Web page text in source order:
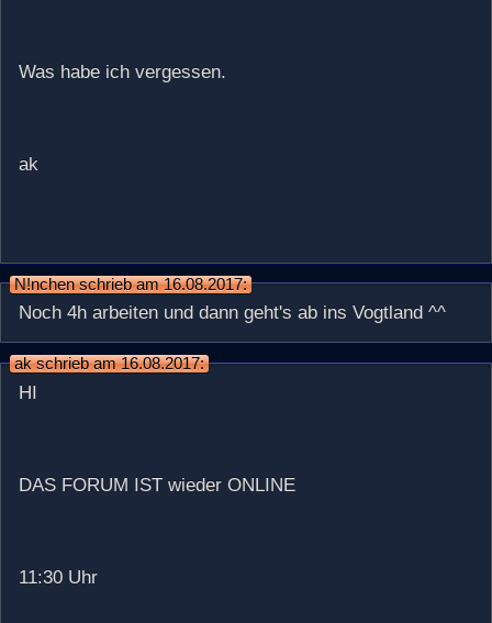
Was habe ich vergessen.
ak
N!nchen schrieb am 16.08.2017:
Noch 4h arbeiten und dann geht's ab ins Vogtland ^^
ak schrieb am 16.08.2017:
HI
DAS FORUM IST wieder ONLINE
11:30 Uhr